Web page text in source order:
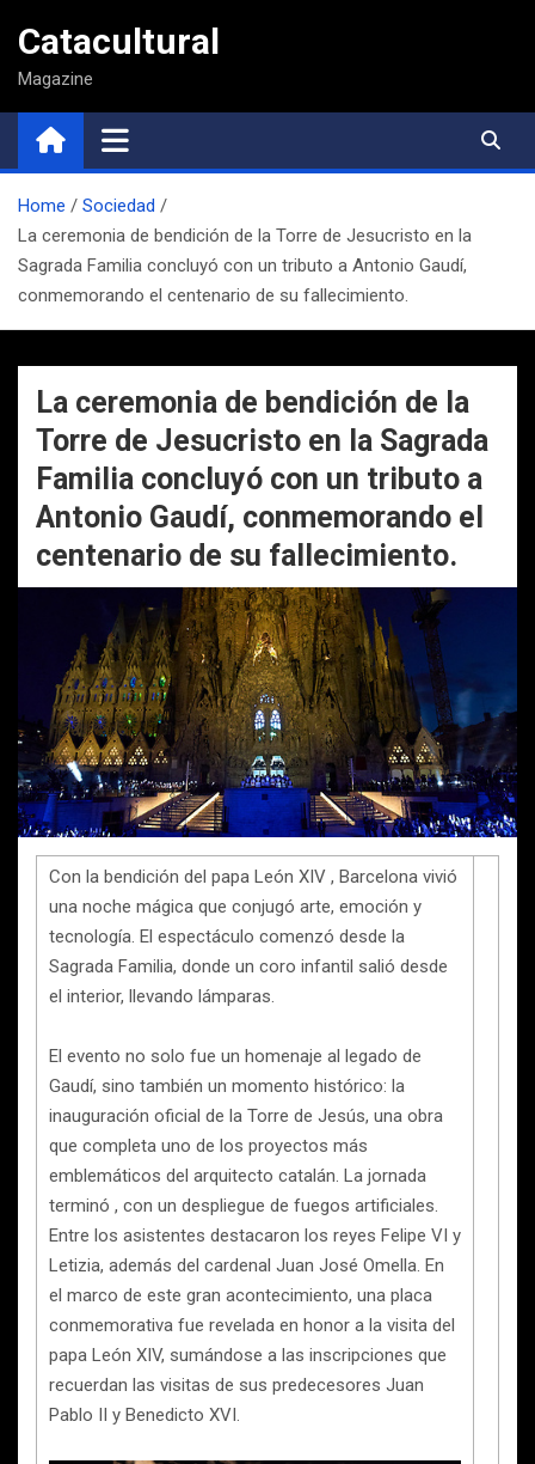
contenido
Catacultural
Magazine
Home
Sociedad
La ceremonia de bendición de la Torre de Jesucristo en la
Sagrada Familia concluyó con un tributo a Antonio Gaudí,
conmemorando el centenario de su fallecimiento.
La ceremonia de bendición de la
Torre de Jesucristo en la Sagrada
Familia concluyó con un tributo a
Antonio Gaudí, conmemorando el
centenario de su fallecimiento.
Con la bendición del papa León XIV , Barcelona vivió
una noche mágica que conjugó arte, emoción y
tecnología. El espectáculo comenzó desde la
Sagrada Familia, donde un coro infantil salió desde
el interior, llevando lámparas.
El evento no solo fue un homenaje al legado de
Gaudí, sino también un momento histórico: la
inauguración oficial de la Torre de Jesús, una obra
que completa uno de los proyectos más
emblemáticos del arquitecto catalán. La jornada
terminó , con un despliegue de fuegos artificiales.
Entre los asistentes destacaron los reyes Felipe VI y
Letizia, además del cardenal Juan José Omella. En
el marco de este gran acontecimiento, una placa
conmemorativa fue revelada en honor a la visita del
papa León XIV, sumándose a las inscripciones que
recuerdan las visitas de sus predecesores Juan
Pablo II y Benedicto XVI.